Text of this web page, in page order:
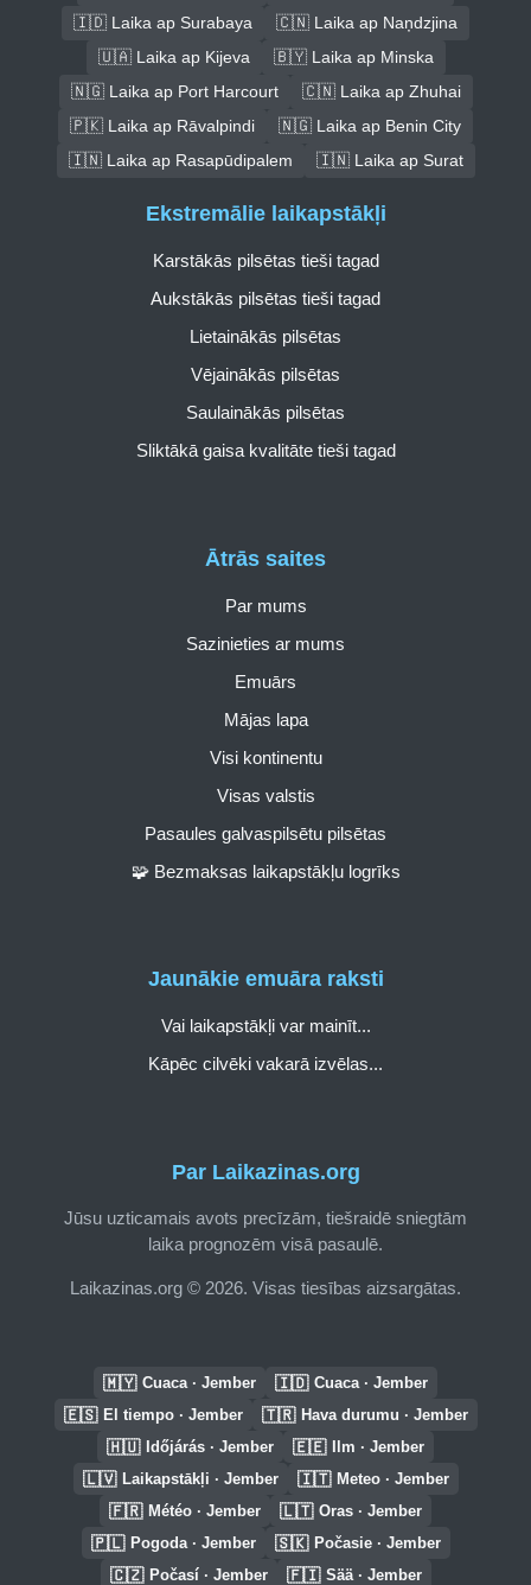
🇮🇩 Laika ap Surabaya
🇨🇳 Laika ap Naņdzjina
🇺🇦 Laika ap Kijeva
🇧🇾 Laika ap Minska
🇳🇬 Laika ap Port Harcourt
🇨🇳 Laika ap Zhuhai
🇵🇰 Laika ap Rāvalpindi
🇳🇬 Laika ap Benin City
🇮🇳 Laika ap Rasapūdipalem
🇮🇳 Laika ap Surat
Par Laikazinas.org
Jūsu uzticamais avots precīzām, tiešraidē sniegtām
laika prognozēm visā pasaulē.
Laikazinas.org © 2026. Visas tiesības aizsargātas.
Ātrās saites
Par mums
Sazinieties ar mums
Emuārs
Mājas lapa
Visi kontinentu
Visas valstis
Pasaules galvaspilsētu pilsētas
🧩 Bezmaksas laikapstākļu logrīks
Ekstremālie laikapstākļi
Karstākās pilsētas tieši tagad
Aukstākās pilsētas tieši tagad
Lietainākās pilsētas
Vējainākās pilsētas
Saulainākās pilsētas
Sliktākā gaisa kvalitāte tieši tagad
Jaunākie emuāra raksti
Vai laikapstākļi var mainīt...
Kāpēc cilvēki vakarā izvēlas...
🇲🇾 Cuaca · Jember 🇮🇩 Cuaca · Jember
🇪🇸 El tiempo · Jember 🇹🇷 Hava durumu · Jember
🇭🇺 Időjárás · Jember 🇪🇪 Ilm · Jember
🇱🇻 Laikapstākļi · Jember 🇮🇹 Meteo · Jember
🇫🇷 Météo · Jember 🇱🇹 Oras · Jember
🇵🇱 Pogoda · Jember 🇸🇰 Počasie · Jember
🇨🇿 Počasí · Jember 🇫🇮 Sää · Jember